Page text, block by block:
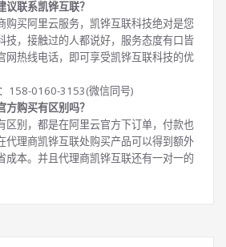
联系凯铧互联？
购买阿里云服务，凯铧互联科技绝对是您
技，接触过的人都说好，服务态度有口皆
网热线电话，即可享受凯铧互联科技的优
158-0160-3153(微信同号)
购买有区别吗？
区别，都是在阿里云官方下订单，付款也
代理商凯铧互联处购买产品可以得到额外
成本。并且代理商凯铧互联还有一对一的